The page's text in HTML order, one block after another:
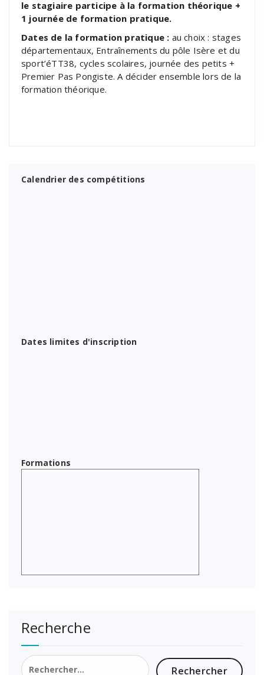
le stagiaire participe à la formation théorique +
1 journée de formation pratique.
Dates de la formation pratique : au choix : stages
départementaux, Entraînements du pôle Isère et du
sport’éTT38, cycles scolaires, journée des petits +
Premier Pas Pongiste. A décider ensemble lors de la
formation théorique.
Calendrier des compétitions
Dates limites d'inscription
Formations
Recherche
Rechercher :